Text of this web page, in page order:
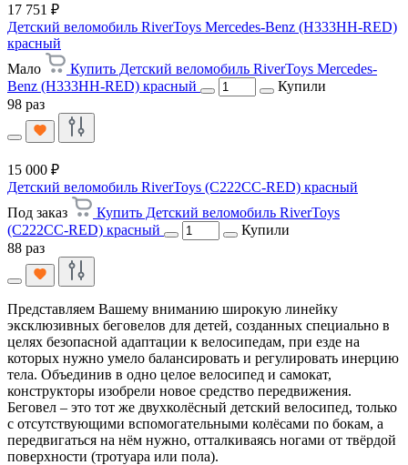
17 751 ₽
Детский веломобиль RiverToys Mercedes-Benz (H333HH-RED)
красный
Мало
Купить Детский веломобиль RiverToys Mercedes-
Benz (H333HH-RED) красный
Купили
98 раз
15 000 ₽
Детский веломобиль RiverToys (C222CC-RED) красный
Под заказ
Купить Детский веломобиль RiverToys
(C222CC-RED) красный
Купили
88 раз
Представляем Вашему вниманию широкую линейку
эксклюзивных беговелов для детей, созданных специально в
целях безопасной адаптации к велосипедам, при езде на
которых нужно умело балансировать и регулировать инерцию
тела. Объединив в одно целое велосипед и самокат,
конструкторы изобрели новое средство передвижения.
Беговел – это тот же двухколёсный детский велосипед, только
с отсутствующими вспомогательными колёсами по бокам, а
передвигаться на нём нужно, отталкиваясь ногами от твёрдой
поверхности (тротуара или пола).